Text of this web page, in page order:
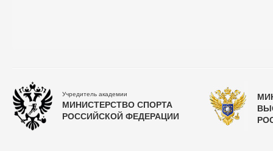
Учредитель академии
МИНИСТЕРСТВО СПОРТА
РОССИЙСКОЙ ФЕДЕРАЦИИ